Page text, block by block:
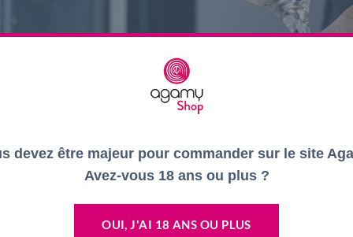
devez être majeur pour commander sur le site
Avez-vous 18 ans ou plus ?
OUI, J'AI 18 ANS OU PLUS